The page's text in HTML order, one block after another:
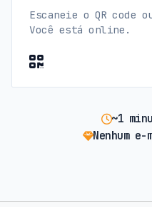
Escaneie o QR code
Você está online.
~1
Nenhum